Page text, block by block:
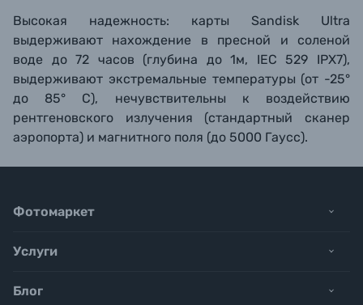
Высокая надежность: карты Sandisk Ultra
выдерживают нахождение в пресной и соленой
воде до 72 часов (глубина до 1м, IEC 529 IPX7),
выдерживают экстремальные температуры (от -25°
до 85° С), нечувствительны к воздействию
рентгеновского излучения (стандартный сканер
аэропорта) и магнитного поля (до 5000 Гаусс).
Фотомаркет
Услуги
Блог